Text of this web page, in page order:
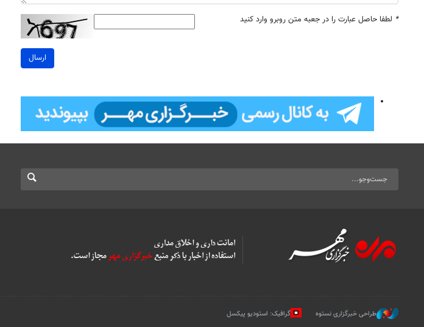
* لطفا حاصل عبارت را در جعبه متن روبرو وارد کنید
ارسال
طراحی خبرگزاری نستوه گرافیک: استودیو پیکسل